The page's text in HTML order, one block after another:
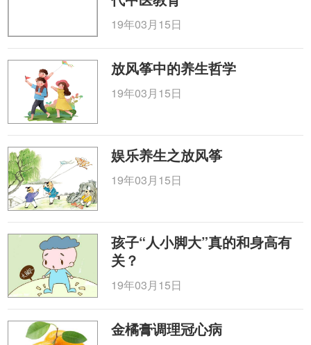
19年03月15日
放风筝中的养生哲学
19年03月15日
娱乐养生之放风筝
19年03月15日
孩子“人小脚大”真的和身高有
关？
19年03月15日
金橘膏调理冠心病